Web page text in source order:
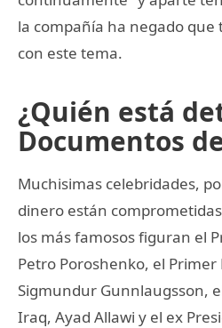
la compañía ha negado
con este tema.
¿Quién está
Documentos
Muchisimas celebridades,
dinero están
los más famosos figuran el
Petro Poroshenko, el
Sigmundur Gunnlaugsson,
Iraq, Ayad Allawi y el ex